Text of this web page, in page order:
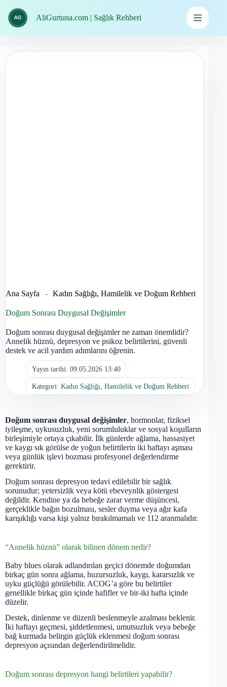
geç
AliGurtuna.com | Sağlık Rehberi
Ana Sayfa - Kadın Sağlığı, Hamilelik ve Doğum Rehberi
Doğum Sonrası Duygusal Değişimler
Doğum sonrası duygusal değişimler ne zaman önemlidir?
Annelik hüznü, depresyon ve psikoz belirtilerini, güvenli
destek ve acil yardım adımlarını öğrenin.
Yayın tarihi: 09.05.2026 13:40
Kategori: Kadın Sağlığı, Hamilelik ve Doğum Rehberi
Doğum sonrası duygusal değişimler, hormonlar, fiziksel
iyileşme, uykusuzluk, yeni sorumluluklar ve sosyal koşulların
birleşimiyle ortaya çıkabilir. İlk günlerde ağlama, hassasiyet
ve kaygı sık görülse de yoğun belirtilerin iki haftayı aşması
veya günlük işlevi bozması profesyonel değerlendirme
gerektirir.
Doğum sonrası depresyon tedavi edilebilir bir sağlık
sorunudur; yetersizlik veya kötü ebeveynlik göstergesi
değildir. Kendine ya da bebeğe zarar verme düşüncesi,
gerçeklikle bağın bozulması, sesler duyma veya ağır kafa
karışıklığı varsa kişi yalnız bırakılmamalı ve 112 aranmalıdır.
“Annelik hüznü” olarak bilinen dönem nedir?
Baby blues olarak adlandırılan geçici dönemde doğumdan
birkaç gün sonra ağlama, huzursuzluk, kaygı, kararsızlık ve
uyku güçlüğü görülebilir. ACOG’a göre bu belirtiler
genellikle birkaç gün içinde hafifler ve bir-iki hafta içinde
düzelir.
Destek, dinlenme ve düzenli beslenmeyle azalması beklenir.
İki haftayı geçmesi, şiddetlenmesi, umutsuzluk veya bebeğe
bağ kurmada belirgin güçlük eklenmesi doğum sonrası
depresyon açısından değerlendirilmelidir.
Doğum sonrası depresyon hangi belirtileri yapabilir?